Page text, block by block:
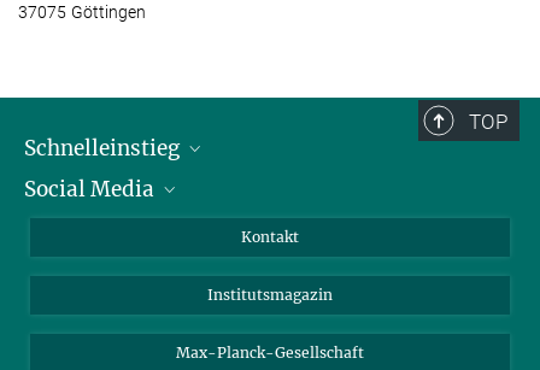
37075 Göttingen
TOP
Schnelleinstieg
Alumni
Social Media
Facebook
Kontakt
Institutsmagazin
Max-Planck-Gesellschaft